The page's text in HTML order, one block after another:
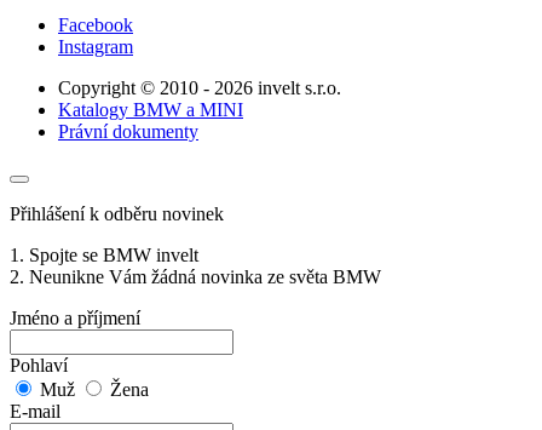
Facebook
Instagram
Copyright © 2010 - 2026 invelt s.r.o.
Katalogy BMW a MINI
Právní dokumenty
Přihlášení k odběru novinek
1. Spojte se BMW invelt
2. Neunikne Vám žádná novinka ze světa BMW
Jméno a příjmení
Pohlaví
Muž
Žena
E-mail